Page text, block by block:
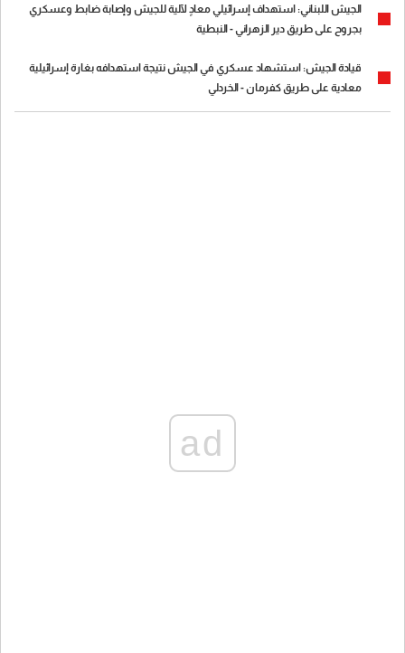
الجيش اللبناني: استهداف إسرائيلي معادٍ لآلية للجيش وإصابة ضابط وعسكري
بجروح على طريق دير الزهراني - النبطية
قيادة الجيش: استشهاد عسكري في الجيش نتيجة استهدافه بغارة إسرائيلية
معادية على طريق كفرمان - الخردلي
ad